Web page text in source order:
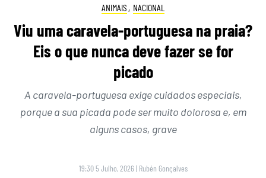
ANIMAIS , NACIONAL
Viu uma caravela-portuguesa na praia?
Eis o que nunca deve fazer se for
picado
A caravela-portuguesa exige cuidados especiais,
porque a sua picada pode ser muito dolorosa e, em
alguns casos, grave
19:30 5 Julho, 2026 | Rubén Gonçalves